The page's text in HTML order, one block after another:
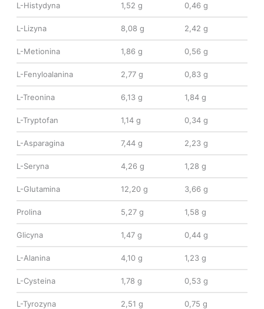
L-Histydyna 1,52 g 0,46 g
L-Lizyna 8,08 g 2,42 g
L-Metionina 1,86 g 0,56 g
L-Fenyloalanina 2,77 g 0,83 g
L-Treonina 6,13 g 1,84 g
L-Tryptofan 1,14 g 0,34 g
L-Asparagina 7,44 g 2,23 g
L-Seryna 4,26 g 1,28 g
L-Glutamina 12,20 g 3,66 g
Prolina 5,27 g 1,58 g
Glicyna 1,47 g 0,44 g
L-Alanina 4,10 g 1,23 g
L-Cysteina 1,78 g 0,53 g
L-Tyrozyna 2,51 g 0,75 g